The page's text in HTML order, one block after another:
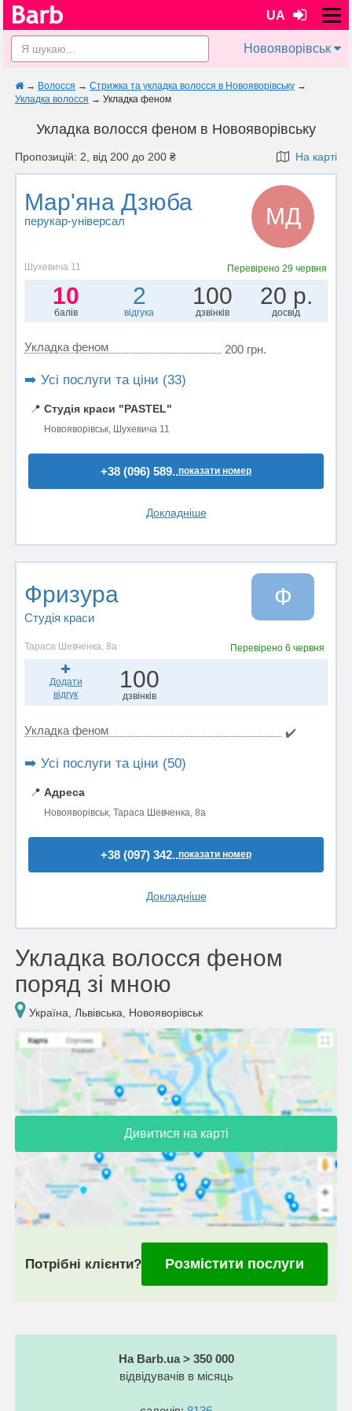
UA
Новояворівськ
→ Волосся → Стрижка та укладка волосся в Новояворівську →
Укладка волосся → Укладка феном
Укладка волосся феном в Новояворівську
Пропозицій: 2, від 200 до 200 ₴ На карті
Мар'яна Дзюба
перукар-універсал МД
Шухевича 11 Перевірено29 червня
10
балів
2
відгука
100
дзвінків
20 р.
досвід
Укладка феном 200 грн.
➡️ Усі послуги та ціни (33)
📍 Студія краси "PASTEL"
Новояворівськ, Шухевича 11
+38 (096) 589..показати номер
Докладніше
Фризура
Студія краси
Ф
Тараса Шевченка, 8а Перевірено 6 червня
Додати
відгук
100
дзвінків
Укладка феном ✔️
➡️ Усі послуги та ціни (50)
📍 Адреса
Новояворівськ, Тараса Шевченка, 8а
+38 (097) 342..показати номер
Докладніше
Укладка волосся феном
поряд зі мною
Україна, Львівська, Новояворівськ
Дивитися на карті
Потрібні клієнти? Розмістити послуги
На Barb.ua > 350 000
відвідувачів в місяць